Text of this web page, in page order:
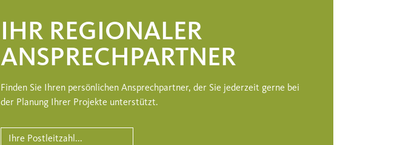
IHR REGIONALER
ANSPRECHPARTNER
Finden Sie Ihren persönlichen Ansprechpartner, der Sie jederzeit gerne bei
der Planung Ihrer Projekte unterstützt.